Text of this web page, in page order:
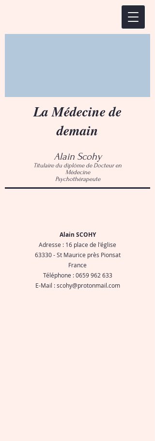
La Médecine de
demain
Alain Scohy
Titulaire du diplôme de Docteur en
Médecine
Psychothérapeute
Alain SCOHY
Adresse : 16 place de l'église
63330 - St Maurice près Pionsat
France
Téléphone : 0659 962 633
E-Mail : scohy@protonmail.com